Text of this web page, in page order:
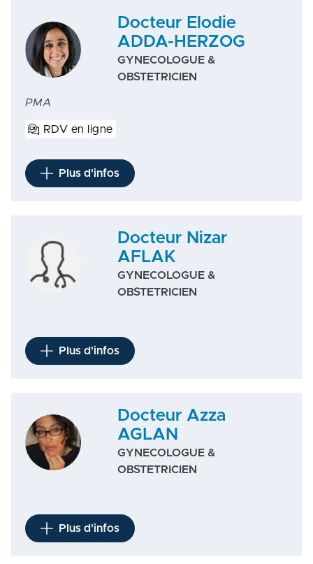
Docteur Elodie
ADDA-HERZOG
GYNECOLOGUE &
OBSTETRICIEN
PMA
RDV en ligne
Plus d'infos
Docteur Nizar
AFLAK
GYNECOLOGUE &
OBSTETRICIEN
Plus d'infos
Docteur Azza
AGLAN
GYNECOLOGUE &
OBSTETRICIEN
Plus d'infos